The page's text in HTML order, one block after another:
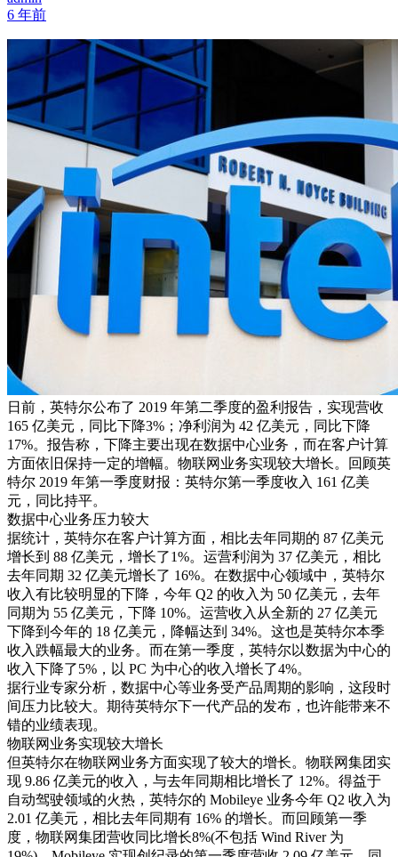
6 年前
日前，英特尔公布了 2019 年第二季度的盈利报告，实现营收
165 亿美元，同比下降3%；净利润为 42 亿美元，同比下降
17%。报告称，下降主要出现在数据中心业务，而在客户计算
方面依旧保持一定的增幅。物联网业务实现较大增长。回顾英
特尔 2019 年第一季度财报：英特尔第一季度收入 161 亿美
元，同比持平。
数据中心业务压力较大
据统计，英特尔在客户计算方面，相比去年同期的 87 亿美元
增长到 88 亿美元，增长了1%。运营利润为 37 亿美元，相比
去年同期 32 亿美元增长了 16%。在数据中心领域中，英特尔
收入有比较明显的下降，今年 Q2 的收入为 50 亿美元，去年
同期为 55 亿美元，下降 10%。运营收入从全新的 27 亿美元
下降到今年的 18 亿美元，降幅达到 34%。这也是英特尔本季
收入跌幅最大的业务。而在第一季度，英特尔以数据为中心的
收入下降了5%，以 PC 为中心的收入增长了4%。
据行业专家分析，数据中心等业务受产品周期的影响，这段时
间压力比较大。期待英特尔下一代产品的发布，也许能带来不
错的业绩表现。
物联网业务实现较大增长
但英特尔在物联网业务方面实现了较大的增长。物联网集团实
现 9.86 亿美元的收入，与去年同期相比增长了 12%。得益于
自动驾驶领域的火热，英特尔的 Mobileye 业务今年 Q2 收入为
2.01 亿美元，相比去年同期有 16% 的增长。而回顾第一季
度，物联网集团营收同比增长8%(不包括 Wind River 为